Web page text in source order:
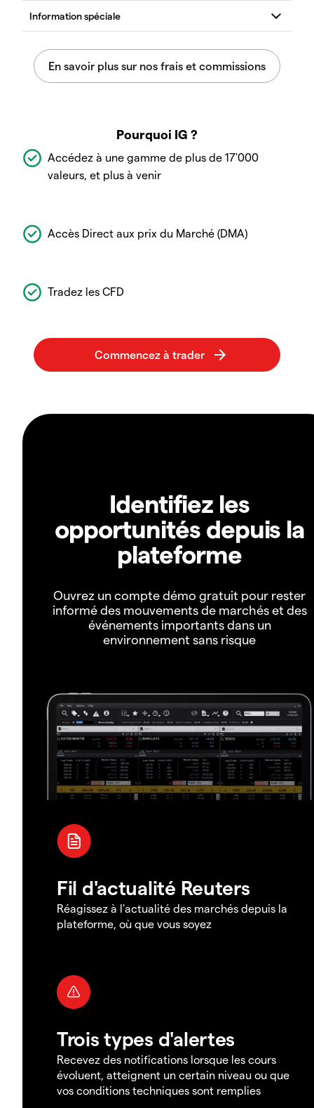
Pourquoi IG ?
Accédez à une gamme de plus de 17'000
valeurs, et plus à venir
Accès Direct aux prix du Marché (DMA)
Tradez les CFD
Identifiez les
opportunités depuis la
plateforme
Ouvrez un compte démo gratuit pour rester
informé des mouvements de marchés et des
événements importants dans un
environnement sans risque
Fil d'actualité Reuters
Réagissez à l'actualité des marchés depuis la
plateforme, où que vous soyez
Trois types d'alertes
Recevez des notifications lorsque les cours
évoluent, atteignent un certain niveau ou que
vos conditions techniques sont remplies